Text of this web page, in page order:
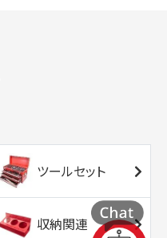
ツールセット
収納関連